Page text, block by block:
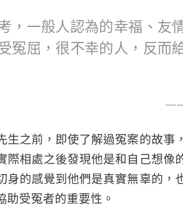
，一般人認為的幸福、友
冤屈，很不幸的人，反而
——
之前，即使了解過冤案的故事
相處之後發現他是和自己想像
的感覺到他們是真實無辜的，
受冤者的重要性。